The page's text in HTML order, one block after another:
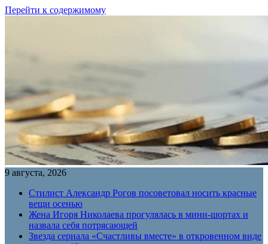
Перейти к содержимому
9 августа, 2026
Стилист Александр Рогов посоветовал носить красные
вещи осенью
Жена Игоря Николаева прогулялась в мини-шортах и
назвала себя потрясающей
Звезда сериала «Счастливы вместе» в откровенном виде